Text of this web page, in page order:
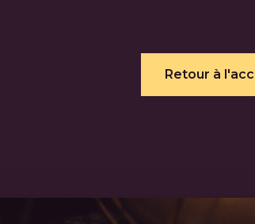
Retour à